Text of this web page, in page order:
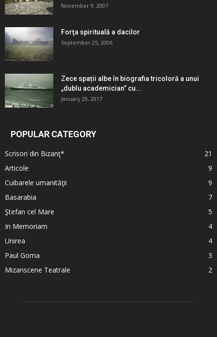
November 9, 2007
Forţa spirituală a dacilor
September 25, 2006
Zece spații albe în biografia tricoloră a unui
„dublu academician” cu...
January 29, 2017
POPULAR CATEGORY
Scrisori din Bizanţ*
21
Articole
9
Cuibarele umanităţii
9
Basarabia
7
Ştefan cel Mare
5
In Memoriam
4
Unirea
4
Paul Goma
3
Mizanscene Teatrale
2